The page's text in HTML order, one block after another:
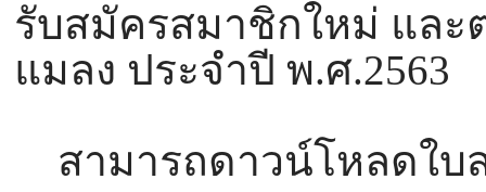
รับสมัครสมาชิกใหม่ แล
แมลง ประจำปี พ.ศ.2563
สามารถดาวน์โหลดใ